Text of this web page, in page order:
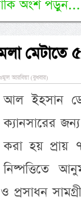
অংশ পড়ুন...
আরবিয়া (বুধবার)
আল ইহসান
ক্যানসারের
করা হয় প্রায়
নিষ্পত্তিতে
ও প্রসাধন